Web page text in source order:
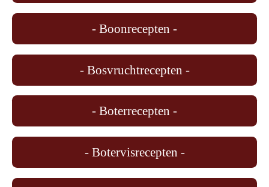
- Boonrecepten -
- Bosvruchtrecepten -
- Boterrecepten -
- Botervisrecepten -